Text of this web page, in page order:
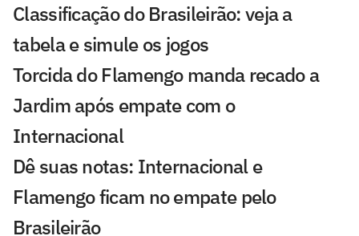
Classificação do Brasileirão: veja a
tabela e simule os jogos
Torcida do Flamengo manda recado a
Jardim após empate com o
Internacional
Dê suas notas: Internacional e
Flamengo ficam no empate pelo
Brasileirão